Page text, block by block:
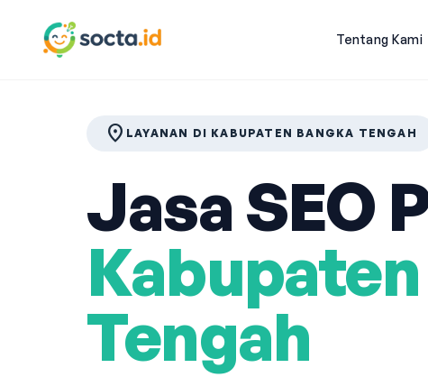
Tentang Kami
location_on LAYANAN DI KABUPATEN BANGKA TENGAH
Jasa SEO
Tengah